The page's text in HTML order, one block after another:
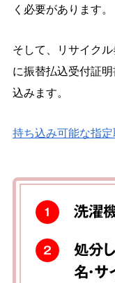
く必要があります。
そして、リサイク
に振替払込受付証
込みます。
持ち込み可能な指
1 洗濯
2
処分
名・